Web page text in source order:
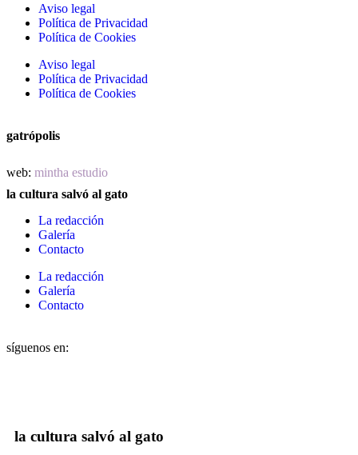
Aviso legal
Política de Privacidad
Política de Cookies
Aviso legal
Política de Privacidad
Política de Cookies
gatrópolis
web: mintha estudio
la cultura salvó al gato
La redacción
Galería
Contacto
La redacción
Galería
Contacto
síguenos en:
la cultura salvó al gato